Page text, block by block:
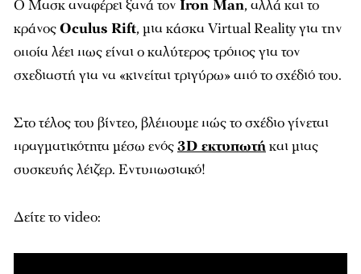
Ο Μασκ αναφέρει ξανά τον Iron Man, αλλά και το
κράνοςOculus Rift, μια κάσκα Virtual Reality για την
οποία λέει πως είναι ο καλύτερος τρόπος για τον
σχεδιαστή για να «κινείται τριγύρω» από το σχέδιό του.
Στο τέλος του βίντεο, βλέπουμε πώς το σχέδιο γίνεται
πραγματικότητα μέσω ενός3D εκτυπωτήκαι μιας
συσκευής λέιζερ. Εντυπωσιακό!
Δείτε το video: